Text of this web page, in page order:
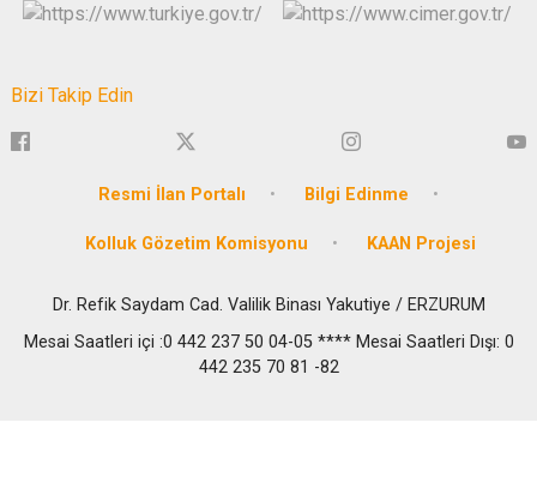
Bizi Takip Edin
Resmi İlan Portalı Bilgi Edinme
Kolluk Gözetim Komisyonu KAAN Projesi
Dr. Refik Saydam Cad. Valilik Binası Yakutiye / ERZURUM
Mesai Saatleri içi :0 442 237 50 04-05 **** Mesai Saatleri Dışı: 0
442 235 70 81 -82